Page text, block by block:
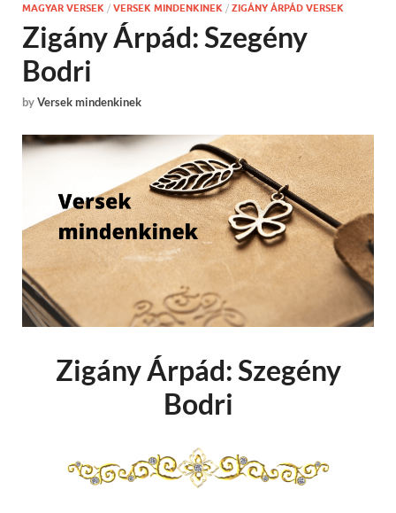
MAGYAR VERSEK / VERSEK MINDENKINEK / ZIGÁNY ÁRPÁD VERSEK
Zigány Árpád: Szegény
Bodri
byVersek mindenkinek
Zigány Árpád: Szegény
Bodri